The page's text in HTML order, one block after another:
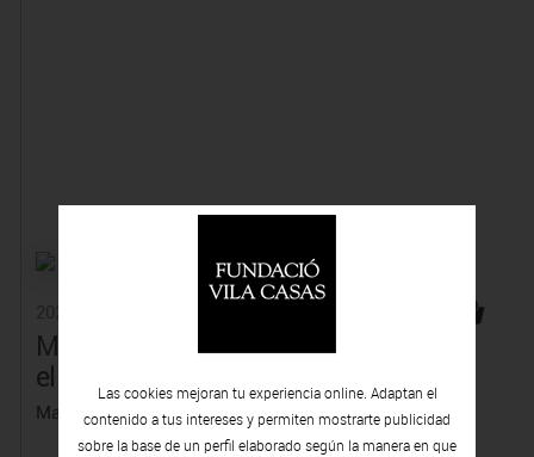
Maria Alzamora,
el gest mínim
Maria Alzamora
Yago Hortal: Allò
és ara
Yago Hortal
Las cookies mejoran tu experiencia online. Adaptan el
contenido a tus intereses y permiten mostrarte publicidad
sobre la base de un perfil elaborado según la manera en que